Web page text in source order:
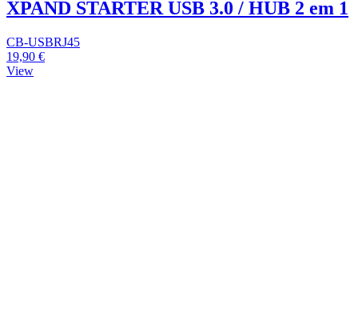
XPAND STARTER USB 3.0 / HUB 2 em 1
CB-USBRJ45
19,90 €
View